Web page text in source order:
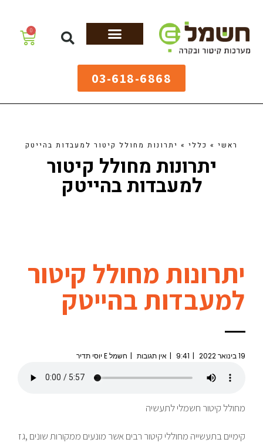
0
03-618-6868
ראשי » כללי » יתרונות מחולל קיטור למעבדות בהייטק
יתרונות מחולל קיטור
למעבדות בהייטק
יתרונות מחולל קיטור
למעבדות בהייטק
19 בינואר 2022 9:41 אין תגובות חשמל E יוסי תדיר
מחולל קיטור חשמלי לתעשיה
קימיים בתעשייה מחוללי קיטור רבים אשר מונעים ממקורות שונים ,גז